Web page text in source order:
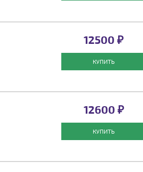
12500 ₽
КУПИТЬ
12600 ₽
КУПИТЬ